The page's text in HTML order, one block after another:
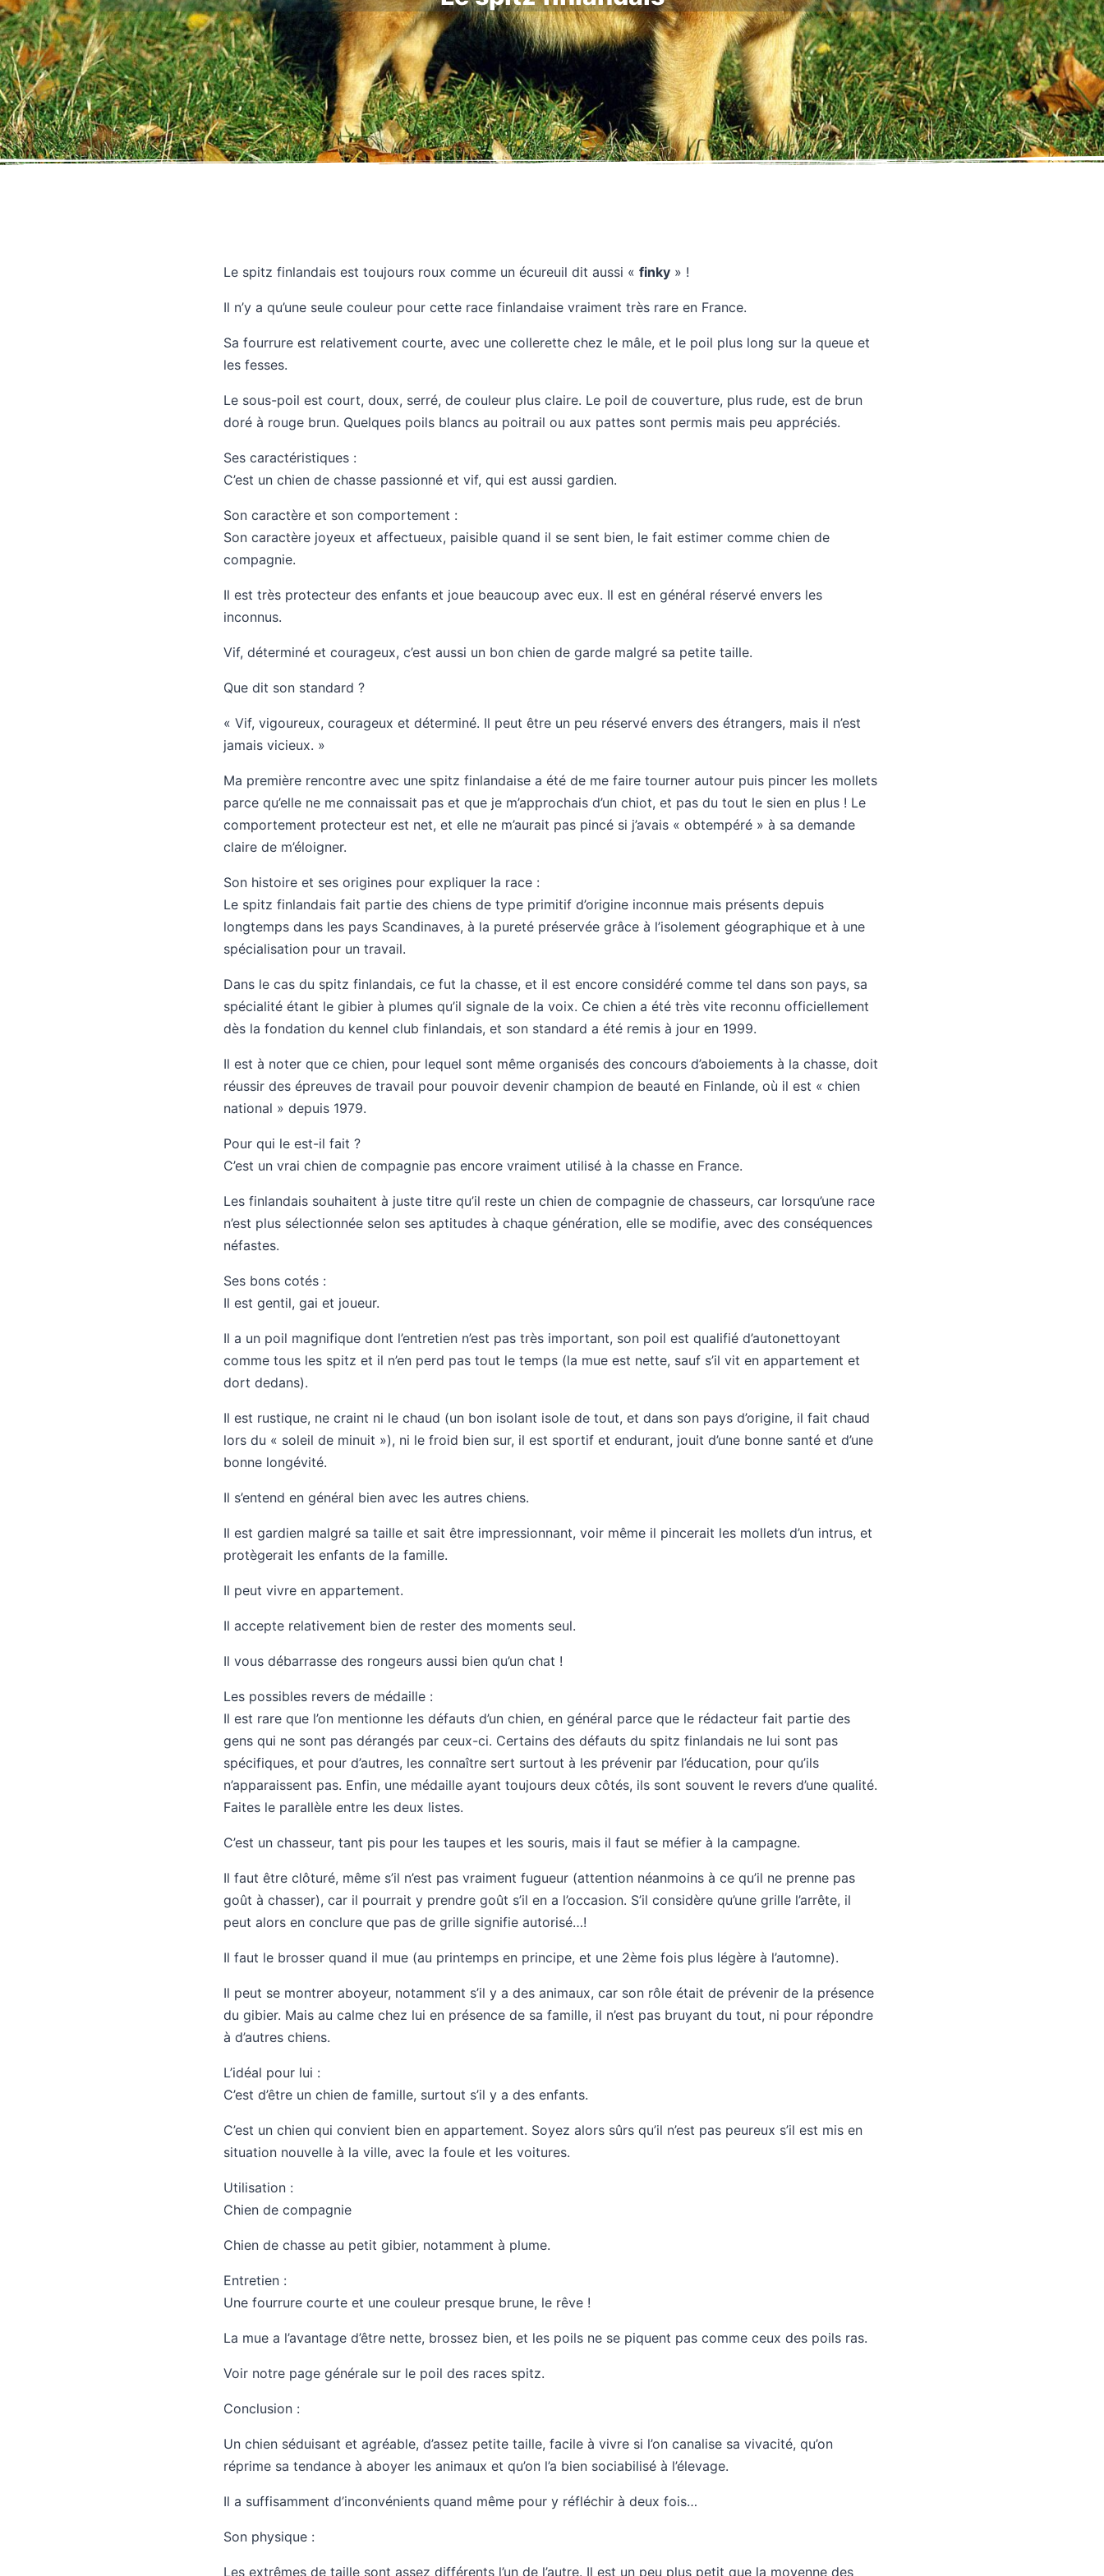
Le spitz finlandais est toujours roux comme un écureuil dit aussi « finky » !
Il n’y a qu’une seule couleur pour cette race finlandaise vraiment très rare en France.
Sa fourrure est relativement courte, avec une collerette chez le mâle, et le poil plus long sur la queue et
les fesses.
Le sous-poil est court, doux, serré, de couleur plus claire. Le poil de couverture, plus rude, est de brun
doré à rouge brun. Quelques poils blancs au poitrail ou aux pattes sont permis mais peu appréciés.
Ses caractéristiques :
C’est un chien de chasse passionné et vif, qui est aussi gardien.
Son caractère et son comportement :
Son caractère joyeux et affectueux, paisible quand il se sent bien, le fait estimer comme chien de
compagnie.
Il est très protecteur des enfants et joue beaucoup avec eux. Il est en général réservé envers les
inconnus.
Vif, déterminé et courageux, c’est aussi un bon chien de garde malgré sa petite taille.
Que dit son standard ?
« Vif, vigoureux, courageux et déterminé. Il peut être un peu réservé envers des étrangers, mais il n’est
jamais vicieux. »
Ma première rencontre avec une spitz finlandaise a été de me faire tourner autour puis pincer les mollets
parce qu’elle ne me connaissait pas et que je m’approchais d’un chiot, et pas du tout le sien en plus ! Le
comportement protecteur est net, et elle ne m’aurait pas pincé si j’avais « obtempéré » à sa demande
claire de m’éloigner.
Son histoire et ses origines pour expliquer la race :
Le spitz finlandais fait partie des chiens de type primitif d’origine inconnue mais présents depuis
longtemps dans les pays Scandinaves, à la pureté préservée grâce à l’isolement géographique et à une
spécialisation pour un travail.
Dans le cas du spitz finlandais, ce fut la chasse, et il est encore considéré comme tel dans son pays, sa
spécialité étant le gibier à plumes qu’il signale de la voix. Ce chien a été très vite reconnu officiellement
dès la fondation du kennel club finlandais, et son standard a été remis à jour en 1999.
Il est à noter que ce chien, pour lequel sont même organisés des concours d’aboiements à la chasse, doit
réussir des épreuves de travail pour pouvoir devenir champion de beauté en Finlande, où il est « chien
national » depuis 1979.
Pour qui le est-il fait ?
C’est un vrai chien de compagnie pas encore vraiment utilisé à la chasse en France.
Les finlandais souhaitent à juste titre qu’il reste un chien de compagnie de chasseurs, car lorsqu’une race
n’est plus sélectionnée selon ses aptitudes à chaque génération, elle se modifie, avec des conséquences
néfastes.
Ses bons cotés :
Il est gentil, gai et joueur.
Il a un poil magnifique dont l’entretien n’est pas très important, son poil est qualifié d’autonettoyant
comme tous les spitz et il n’en perd pas tout le temps (la mue est nette, sauf s’il vit en appartement et
dort dedans).
Il est rustique, ne craint ni le chaud (un bon isolant isole de tout, et dans son pays d’origine, il fait chaud
lors du « soleil de minuit »), ni le froid bien sur, il est sportif et endurant, jouit d’une bonne santé et d’une
bonne longévité.
Il s’entend en général bien avec les autres chiens.
Il est gardien malgré sa taille et sait être impressionnant, voir même il pincerait les mollets d’un intrus, et
protègerait les enfants de la famille.
Il peut vivre en appartement.
Il accepte relativement bien de rester des moments seul.
Il vous débarrasse des rongeurs aussi bien qu’un chat !
Les possibles revers de médaille :
Il est rare que l’on mentionne les défauts d’un chien, en général parce que le rédacteur fait partie des
gens qui ne sont pas dérangés par ceux-ci. Certains des défauts du spitz finlandais ne lui sont pas
spécifiques, et pour d’autres, les connaître sert surtout à les prévenir par l’éducation, pour qu’ils
n’apparaissent pas. Enfin, une médaille ayant toujours deux côtés, ils sont souvent le revers d’une qualité.
Faites le parallèle entre les deux listes.
C’est un chasseur, tant pis pour les taupes et les souris, mais il faut se méfier à la campagne.
Il faut être clôturé, même s’il n’est pas vraiment fugueur (attention néanmoins à ce qu’il ne prenne pas
goût à chasser), car il pourrait y prendre goût s’il en a l’occasion. S’il considère qu’une grille l’arrête, il
peut alors en conclure que pas de grille signifie autorisé…!
Il faut le brosser quand il mue (au printemps en principe, et une 2ème fois plus légère à l’automne).
Il peut se montrer aboyeur, notamment s’il y a des animaux, car son rôle était de prévenir de la présence
du gibier. Mais au calme chez lui en présence de sa famille, il n’est pas bruyant du tout, ni pour répondre
à d’autres chiens.
L’idéal pour lui :
C’est d’être un chien de famille, surtout s’il y a des enfants.
C’est un chien qui convient bien en appartement. Soyez alors sûrs qu’il n’est pas peureux s’il est mis en
situation nouvelle à la ville, avec la foule et les voitures.
Utilisation :
Chien de compagnie
Chien de chasse au petit gibier, notamment à plume.
Entretien :
Une fourrure courte et une couleur presque brune, le rêve !
La mue a l’avantage d’être nette, brossez bien, et les poils ne se piquent pas comme ceux des poils ras.
Voir notre page générale sur le poil des races spitz.
Conclusion :
Un chien séduisant et agréable, d’assez petite taille, facile à vivre si l’on canalise sa vivacité, qu’on
réprime sa tendance à aboyer les animaux et qu’on l’a bien sociabilisé à l’élevage.
Il a suffisamment d’inconvénients quand même pour y réfléchir à deux fois…
Son physique :
Les extrêmes de taille sont assez différents l’un de l’autre. Il est un peu plus petit que la moyenne des